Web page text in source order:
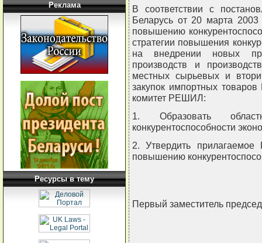
Реклама
Ресурсы в тему
В соответствии с
Беларусь от 20 марта
повышению
стратегии повышения
на внедрении новых
производств и
местных сырьевых и
закупок импортных товаров
комитет РЕШИЛ:
1. Образовать
конкурентоспособности
2. Утвердить
повышению
Первый заместитель